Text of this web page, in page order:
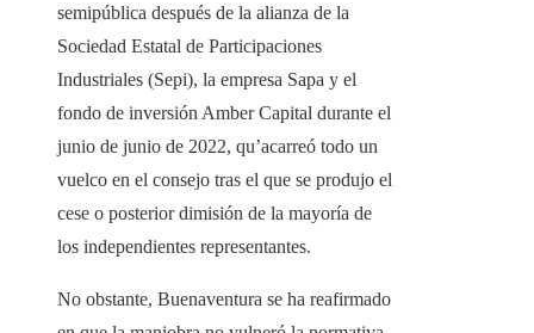
semipública después de la alianza de la
Sociedad Estatal de Participaciones
Industriales (Sepi), la empresa Sapa y el
fondo de inversión Amber Capital durante el
junio de junio de 2022, qu’acarreó todo un
vuelco en el consejo tras el que se produjo el
cese o posterior dimisión de la mayoría de
los independientes representantes.
No obstante, Buenaventura se ha reafirmado